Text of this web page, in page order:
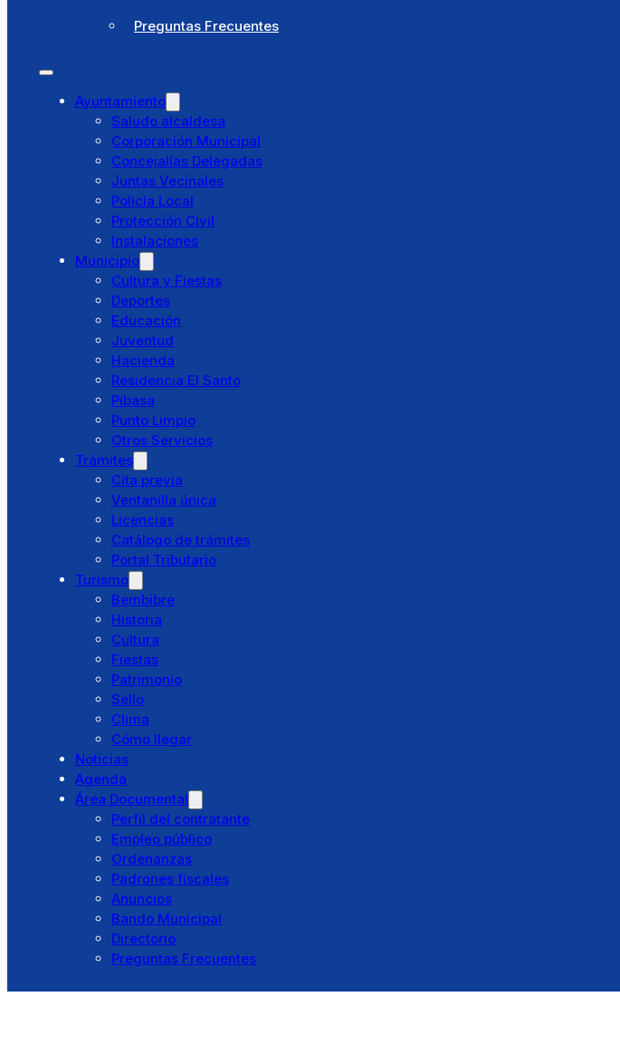
Ordenanzas
Padrones fiscales
Anuncios
Bando Municipal
Directorio
Preguntas Frecuentes
Ayuntamiento
Saludo alcaldesa
Corporación Municipal
Concejalías Delegadas
Juntas Vecinales
Policía Local
Protección Civil
Instalaciones
Municipio
Cultura y Fiestas
Deportes
Educación
Juventud
Hacienda
Residencia El Santo
Pibasa
Punto Limpio
Otros Servicios
Trámites
Cita previa
Ventanilla única
Licencias
Catálogo de trámites
Portal Tributario
Turismo
Bembibre
Historia
Cultura
Fiestas
Patrimonio
Clima
Preguntas Frecuentes
Ayuntamiento
Saludo alcaldesa
Corporación Municipal
Concejalías Delegadas
Juntas Vecinales
Policía Local
Protección Civil
Instalaciones
Municipio
Cultura y Fiestas
Deportes
Educación
Juventud
Hacienda
Residencia El Santo
Pibasa
Punto Limpio
Otros Servicios
Trámites
Cita previa
Ventanilla única
Licencias
Catálogo de trámites
Portal Tributario
Turismo
Bembibre
Historia
Cultura
Fiestas
Patrimonio
Sello
Clima
Cómo llegar
Noticias
Agenda
Área Documental
Perfil del contratante
Empleo público
Ordenanzas
Padrones fiscales
Anuncios
Bando Municipal
Directorio
Preguntas Frecuentes